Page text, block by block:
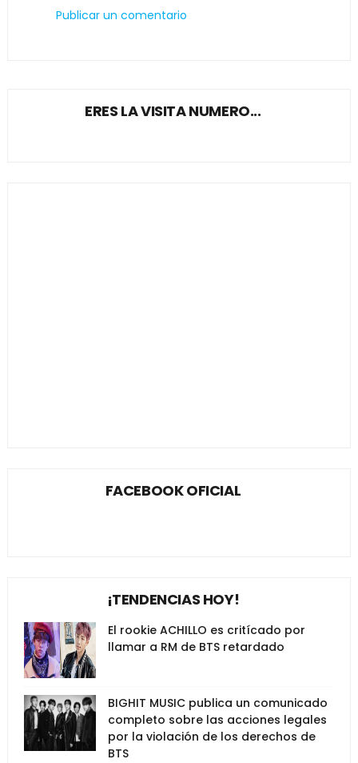
Publicar un comentario
ERES LA VISITA NUMERO...
FACEBOOK OFICIAL
¡TENDENCIAS HOY!
El rookie ACHILLO es critícado por
llamar a RM de BTS retardado
BIGHIT MUSIC publica un comunicado
completo sobre las acciones legales
por la violación de los derechos de
BTS